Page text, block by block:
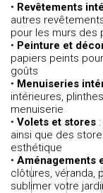
• Revêtements
autres
pour les murs des
• Peinture et
papiers peints
goûts
• Menuiseries
intérieures,
menuiserie
• Volets et stores
ainsi que des
esthétique
• Aménagements
clôtures, véranda,
sublimer votre